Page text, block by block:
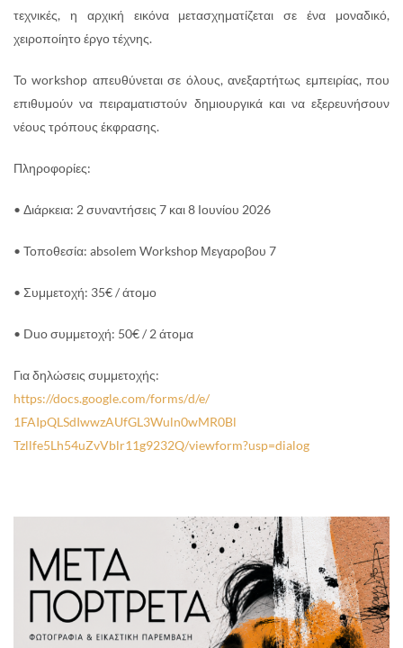
τεχνικές, η αρχική εικόνα μετασχηματίζεται σε ένα μοναδικό,
χειροποίητο έργο τέχνης.
Το workshop απευθύνεται σε όλους, ανεξαρτήτως εμπειρίας, που
επιθυμούν να πειραματιστούν δημιουργικά και να εξερευνήσουν
νέους τρόπους έκφρασης.
Πληροφορίες:
• Διάρκεια: 2 συναντήσεις 7 και 8 Ιουνίου 2026
• Τοποθεσία: absolem Workshop Μεγαροβου 7
• Συμμετοχή: 35€ / άτομο
• Duo συμμετοχή: 50€ / 2 άτομα
Για δηλώσεις συμμετοχής:
https://docs.google.com/forms/d/e/
1FAIpQLSdIwwzAUfGL3Wuln0wMR0Bl
Tzllfe5Lh54uZvVblr11g9232Q/viewform?usp=dialog